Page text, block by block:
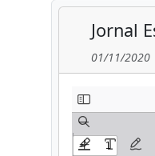
Jornal
01/11/2020